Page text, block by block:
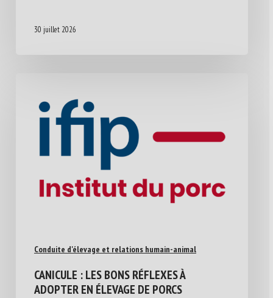
30 juillet 2026
Conduite d'élevage et relations humain-animal
CANICULE : LES BONS RÉFLEXES À
ADOPTER EN ÉLEVAGE DE PORCS